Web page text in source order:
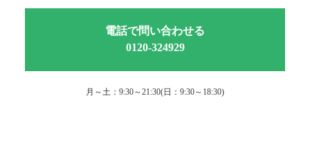
電話で問い合わせる
0120-324929
月～土：9:30～21:30(日：9:30～18:30)